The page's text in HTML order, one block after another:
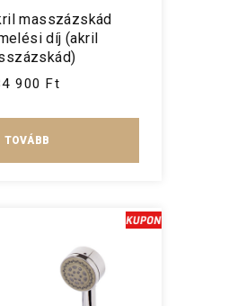
masszázskád
díj (akril
900 Ft
TOVÁBB